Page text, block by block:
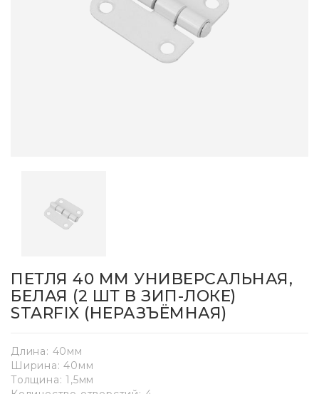
ПЕТЛЯ 40 ММ УНИВЕРСАЛЬНАЯ,
БЕЛАЯ (2 ШТ В ЗИП-ЛОКЕ)
STARFIX (НЕРАЗЪЁМНАЯ)
Длина: 40мм
Ширина: 40мм
Толщина: 1,5мм